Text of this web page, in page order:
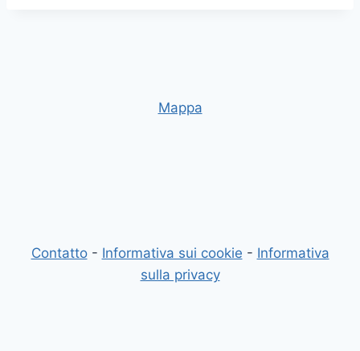
Mappa
Contatto- Informativa sui cookie - Informativa
sulla privacy